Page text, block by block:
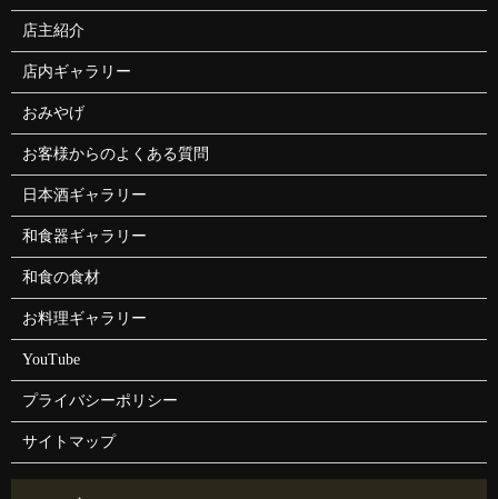
店主紹介
店内ギャラリー
おみやげ
お客様からのよくある質問
日本酒ギャラリー
和食器ギャラリー
和食の食材
お料理ギャラリー
YouTube
プライバシーポリシー
サイトマップ